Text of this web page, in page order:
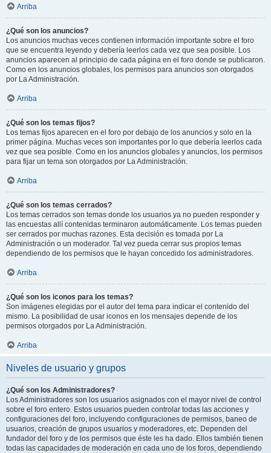
Arriba
¿Qué son los anuncios?
Los anuncios muchas veces contienen información importante sobre el foro
que se encuentra leyendo y debería leerlos cada vez que sea posible. Los
anuncios aparecen al principio de cada página en el foro donde se publicaron.
Como en los anuncios globales, los permisos para anuncios son otorgados
por La Administración.
Arriba
¿Qué son los temas fijos?
Los temas fijos aparecen en el foro por debajo de los anuncios y solo en la
primer página. Muchas veces son importantes por lo que debería leerlos cada
vez que sea posible. Como en los anuncios globales y anuncios, los permisos
para fijar un tema son otorgados por La Administración.
Arriba
¿Qué son los temas cerrados?
Los temas cerrados son temas donde los usuarios ya no pueden responder y
las encuestas allí contenidas terminaron automáticamente. Los temas pueden
ser cerrados por muchas razones. Esta decisión es tomada por La
Administración o un moderador. Tal vez pueda cerrar sus propios temas
dependiendo de los permisos que le hayan concedido los administradores.
Arriba
¿Qué son los iconos para los temas?
Son imágenes elegidas por el autor del tema para indicar el contenido del
mismo. La posibilidad de usar iconos en los mensajes depende de los
permisos otorgados por La Administración.
Arriba
Niveles de usuario y grupos
¿Qué son los Administradores?
Los Administradores son los usuarios asignados con el mayor nivel de control
sobre el foro entero. Estos usuarios pueden controlar todas las acciones y
configuraciones del foro, incluyendo configuraciones de permisos, baneo de
usuarios, creación de grupos usuarios y moderadores, etc. Dependen del
fundador del foro y de los permisos que éste les ha dado. Ellos también tienen
todas las capacidades de moderación en cada uno de los foros, dependiendo